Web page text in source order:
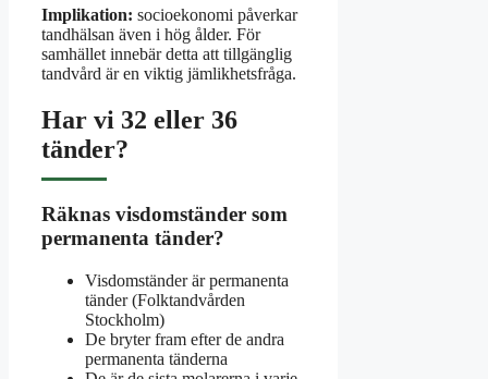
Implikation: socioekonomi påverkar
tandhälsan även i hög ålder. För
samhället innebär detta att tillgänglig
tandvård är en viktig jämlikhetsfråga.
Har vi 32 eller 36
tänder?
Räknas visdomständer som
permanenta tänder?
Visdomständer är permanenta
tänder (Folktandvården
Stockholm)
De bryter fram efter de andra
permanenta tänderna